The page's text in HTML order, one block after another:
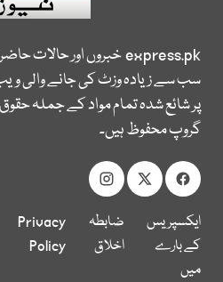
express.pkخبروں اور حالات
سب سے زیادہ وزٹ کی جانے والی
پر شائع شدہ تمام مواد کے جملہ
گروپ محفوظ ہیں۔
ایکسپریس
کے بارے
میں
ضابطہ
اخلاق
Privacy
Policy